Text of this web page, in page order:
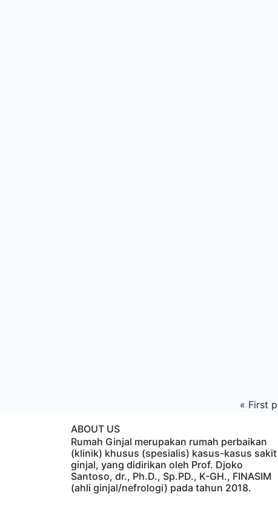
« First
ABOUT US
Rumah Ginjal merupakan rumah perbaikan
(klinik) khusus (spesialis) kasus-kasus sakit
ginjal, yang didirikan oleh Prof. Djoko
Santoso, dr., Ph.D., Sp.PD., K-GH., FINASIM
(ahli ginjal/nefrologi) pada tahun 2018.